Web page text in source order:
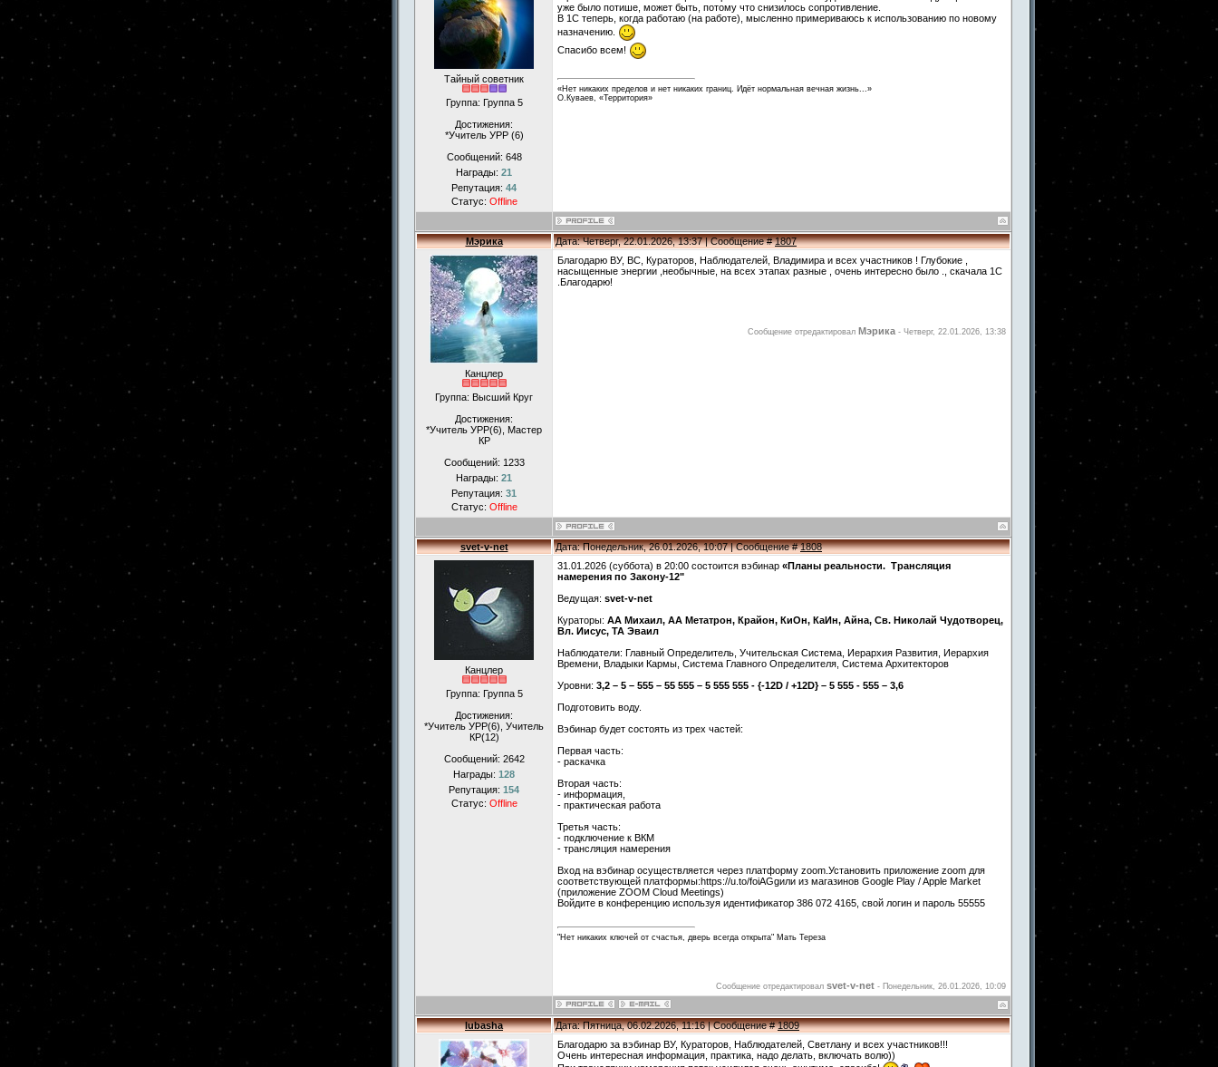
Тайный советник
Группа: Группа 5
Достижения:
*Учитель УРР (6)
Сообщений: 648
Награды: 21
Репутация: 44
Статус: Offline
уже было потише, может быть, потому что снизилось сопротивление.
В 1С теперь, когда работаю (на работе), мысленно примериваюсь к использованию по новому
назначению.
Спасибо всем!
«Нет никаких пределов и нет никаких границ. Идёт нормальная вечная жизнь...»
О.Куваев, «Территория»
Мэрика Дата: Четверг, 22.01.2026, 13:37 | Сообщение #1807
Канцлер
Группа: Высший Круг
Достижения:
*Учитель УРР(6), Мастер
КР
Сообщений: 1233
Награды: 21
Репутация: 31
Статус: Offline
Благодарю ВУ, ВС, Кураторов, Наблюдателей, Владимира и всех участников ! Глубокие ,
насыщенные энергии ,необычные, на всех этапах разные , очень интересно было ., скачала 1С
.Благодарю!
Сообщение отредактировал Мэрика - Четверг, 22.01.2026, 13:38
svet-v-net Дата: Понедельник, 26.01.2026, 10:07 | Сообщение #1808
Канцлер
Группа: Группа 5
Достижения:
*Учитель УРР(6), Учитель
КР(12)
Сообщений: 2642
Награды: 128
Репутация: 154
Статус: Offline
31.01.2026 (суббота) в 20:00 состоится вэбинар «Планы реальности. Трансляция
намерения по Закону-12"
Ведущая: svet-v-net
Кураторы: АА Михаил, АА Метатрон, Крайон, КиОн, КаИн, Айна, Св. Николай Чудотворец,
Вл. Иисус, ТА Эваил
Наблюдатели: Главный Определитель, Учительская Система, Иерархия Развития, Иерархия
Времени, Владыки Кармы, Система Главного Определителя, Система Архитекторов
Уровни: 3,2 – 5 – 555 – 55 555 – 5 555 555 - {-12D / +12D} – 5 555 - 555 – 3,6
Подготовить воду.
Вэбинар будет состоять из трех частей:
Первая часть:
- раскачка
Вторая часть:
- информация,
- практическая работа
Третья часть:
- подключение к ВКМ
- трансляция намерения
Вход на вэбинар осуществляется через платформу zoom.Установить приложение zoom для
соответствующей платформы:https://u.to/foiAGgили из магазинов Google Play / Apple Market
(приложение ZOOM Cloud Meetings)
Войдите в конференцию используя идентификатор 386 072 4165, свой логин и пароль 55555
"Нет никаких ключей от счастья, дверь всегда открыта" Мать Тереза
Сообщение отредактировал svet-v-net - Понедельник, 26.01.2026, 10:09
lubasha Дата: Пятница, 06.02.2026, 11:16 | Сообщение #1809
Благодарю за вэбинар ВУ, Кураторов, Наблюдателей, Светлану и всех участников!!!
Очень интересная информация, практика, надо делать, включать волю))